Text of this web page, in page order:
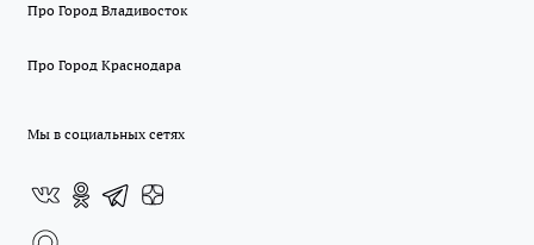
Про Город Владивосток
Про Город Краснодара
Мы в социальных сетях